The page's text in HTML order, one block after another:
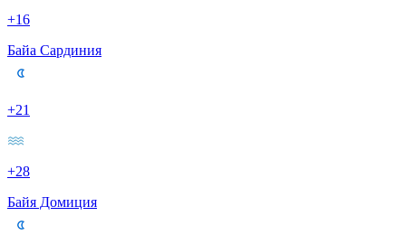
+16
Байа Сардиния
+21
+28
Байя Домиция